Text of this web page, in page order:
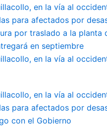
en la vía al
para afectados por
por traslado a la planta
en septiembre
en la vía al
en la vía al
para afectados por
con el Gobierno